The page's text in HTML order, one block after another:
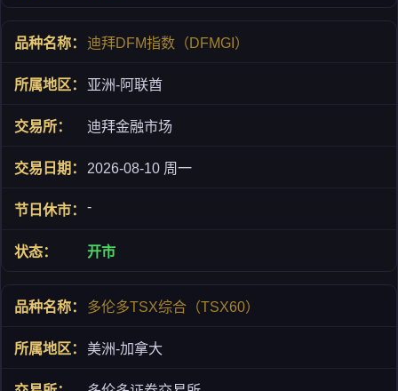
迪拜DFM指数（DFMGI）
亚洲-阿联酋
迪拜金融市场
2026-08-10 周一
-
开市
多伦多TSX综合（TSX60）
美洲-加拿大